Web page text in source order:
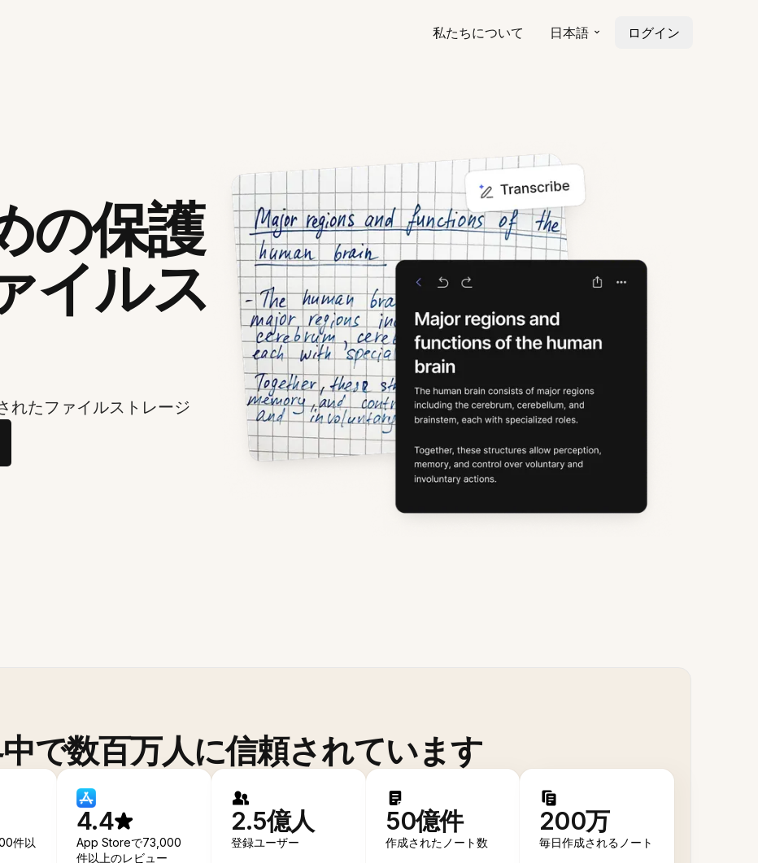
私たちについて 日本語 ログイン
の保護
イルス
れたファイルストレージ
で数百万人に信頼されています
件以
4.4
App Storeで73,000
件以上のレビュー
2.5億人
登録ユーザー
50億件
作成されたノート数
200万
毎日作成されるノート